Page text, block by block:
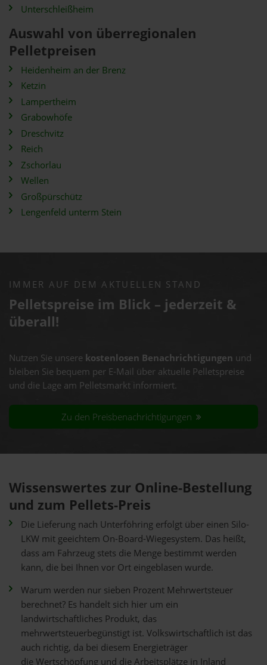
Unterschleißheim
Auswahl von überregionalen
Pelletpreisen
Heidenheim an der Brenz
Ketzin
Lampertheim
Grabowhöfe
Dreschvitz
Reich
Zschorlau
Wellen
Großpürschütz
Lengenfeld unterm Stein
IMMER AUF DEM AKTUELLEN STAND
Pelletspreise im Blick – jederzeit &
überall!
Nutzen Sie unsere kostenlosen Benachrichtigungen und
bleiben Sie bequem per E-Mail über aktuelle Pelletspreise
und die Lage am Pelletsmarkt informiert.
Zu den Preisbenachrichtigungen
Wissenswertes zur Online-Bestellung
und zum Pellets-Preis
Die Lieferung nach Unterföhring erfolgt über einen Silo-
LKW mit geeichtem On-Board-Wiegesystem. Das heißt,
dass am Fahrzeug stets die Menge bestimmt werden
kann, die bei Ihnen vor Ort eingeblasen wurde.
Warum werden nur sieben Prozent Mehrwertsteuer
berechnet? Es handelt sich hier um ein
landwirtschaftliches Produkt, das
mehrwertsteuerbegünstigt ist. Volkswirtschaftlich ist das
auch richtig, da bei diesem Energieträger
die Wertschöpfung und die Arbeitsplätze in Inland